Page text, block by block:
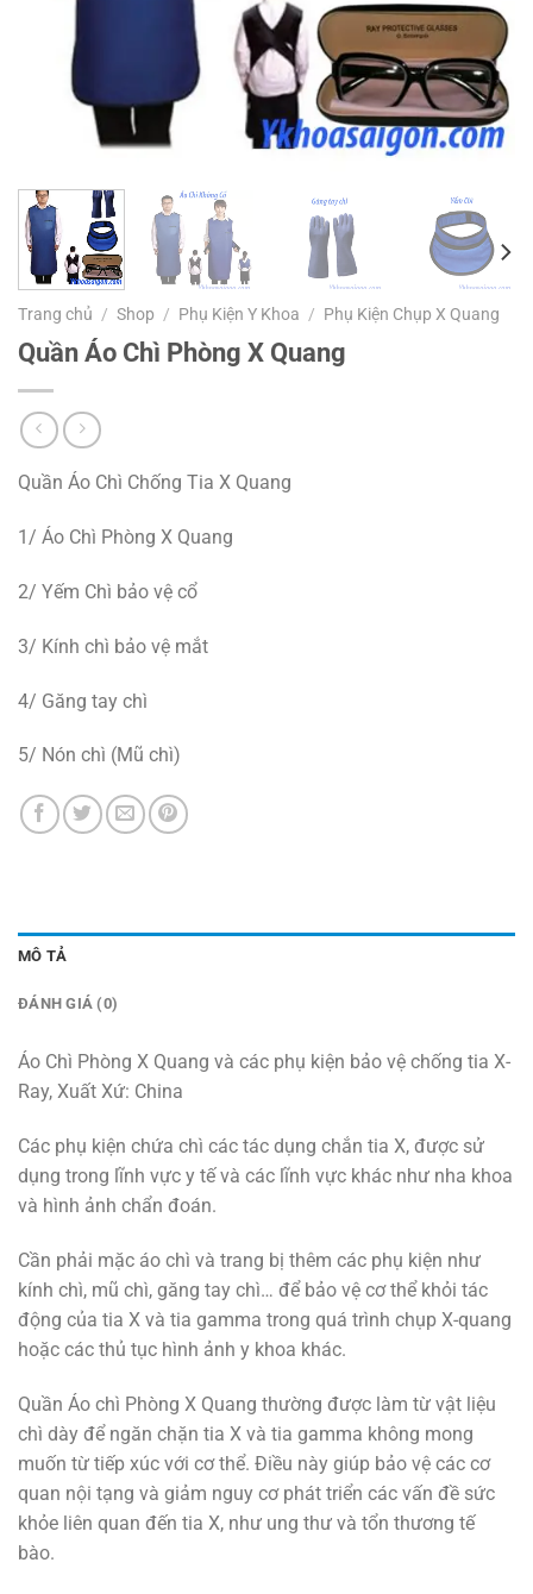
Trang chủ / Shop / Phụ Kiện Y Khoa / Phụ Kiện Chụp X Quang
Quần Áo Chì Phòng X Quang
Quần Áo Chì Chống Tia X Quang
1/ Áo Chì Phòng X Quang
2/ Yếm Chì bảo vệ cổ
3/ Kính chì bảo vệ mắt
4/ Găng tay chì
5/ Nón chì (Mũ chì)
MÔ TẢ
ĐÁNH GIÁ (0)
Áo Chì Phòng X Quang và các phụ kiện bảo vệ chống tia X-
Ray, Xuất Xứ: China
Các phụ kiện chứa chì các tác dụng chắn tia X, được sử
dụng trong lĩnh vực y tế và các lĩnh vực khác như nha khoa
và hình ảnh chẩn đoán.
Cần phải mặc áo chì và trang bị thêm các phụ kiện như
kính chì, mũ chì, găng tay chì… để bảo vệ cơ thể khỏi tác
động của tia X và tia gamma trong quá trình chụp X-quang
hoặc các thủ tục hình ảnh y khoa khác.
Quần Áo chì Phòng X Quang thường được làm từ vật liệu
chì dày để ngăn chặn tia X và tia gamma không mong
muốn từ tiếp xúc với cơ thể. Điều này giúp bảo vệ các cơ
quan nội tạng và giảm nguy cơ phát triển các vấn đề sức
khỏe liên quan đến tia X, như ung thư và tổn thương tế
bào.